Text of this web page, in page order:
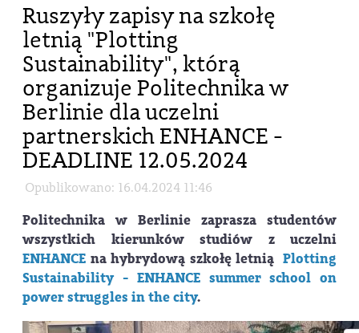
Ruszyły zapisy na szkołę
letnią "Plotting
Sustainability", którą
organizuje Politechnika w
Berlinie dla uczelni
partnerskich ENHANCE -
DEADLINE 12.05.2024
Opublikowano: 16.04.2024 11:46
Politechnika w Berlinie zaprasza studentów
wszystkich kierunków studiów z uczelni
ENHANCE na hybrydową szkołę letnią Plotting
Sustainability - ENHANCE summer school on
power struggles in the city.